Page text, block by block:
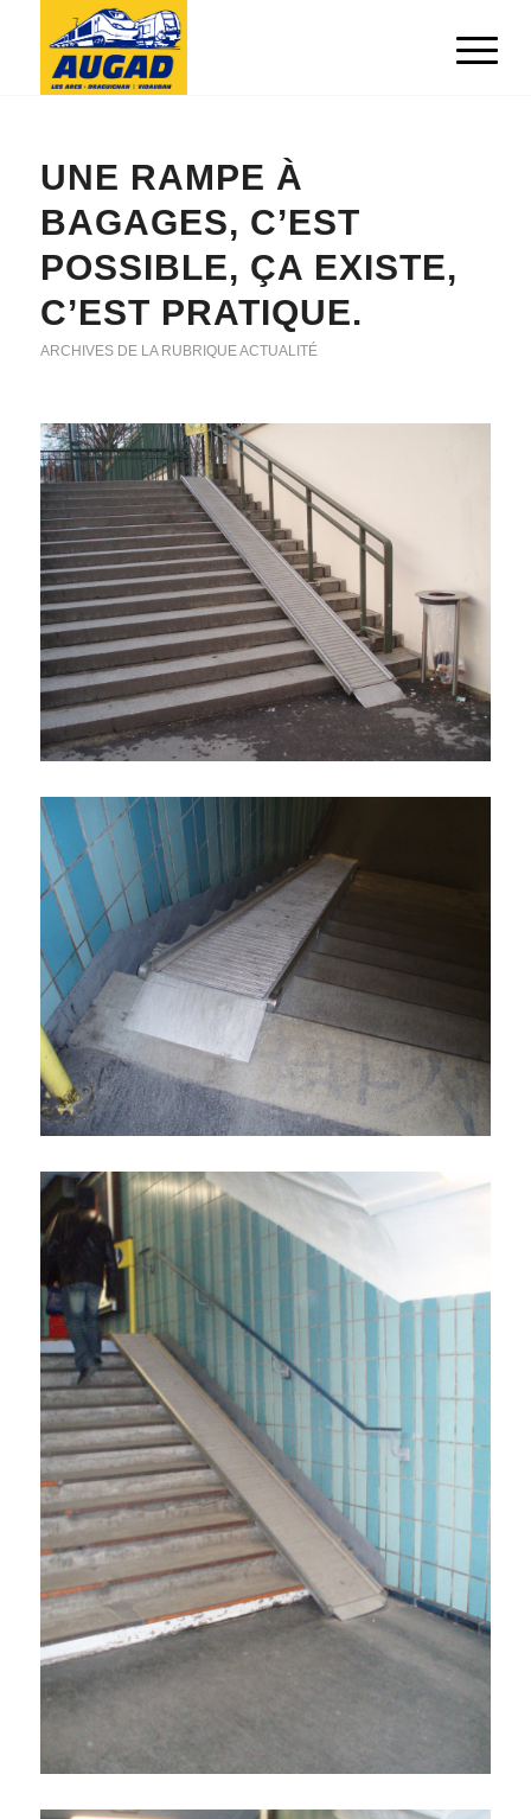
UNE RAMPE À
BAGAGES, C’EST
POSSIBLE, ÇA EXISTE,
C’EST PRATIQUE.
ARCHIVES DE LA RUBRIQUE ACTUALITÉ